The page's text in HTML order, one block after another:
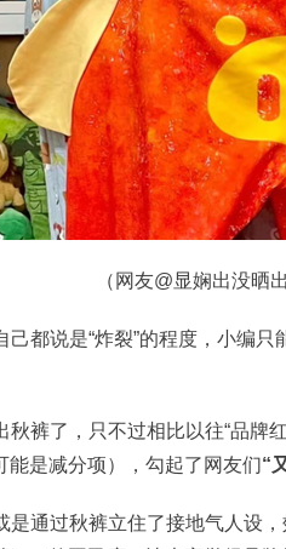
（网友@显娴出没晒
都说是“炸裂”的程度，小编只
裤了，只不过相比以往“品牌
能是减分项），勾起了网友们“
是通过秋裤立住了接地气人设